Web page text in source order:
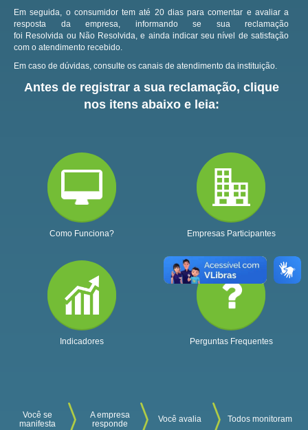
Em seguida, o consumidor tem até 20 dias para comentar e avaliar a
resposta da empresa, informando se sua reclamação
foi Resolvida ou Não Resolvida, e ainda indicar seu nível de satisfação
com o atendimento recebido.
Em caso de dúvidas, consulte os canais de atendimento da instituição.
Antes de registrar a sua reclamação, clique
nos itens abaixo e leia:
Como Funciona? Empresas Participantes
Indicadores Perguntas Frequentes
Você se
manifesta
A empresa
responde
Você avalia Todos monitoram